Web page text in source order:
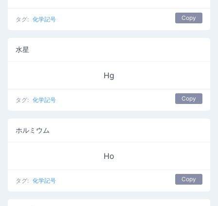
タグ: 化学記号 Copy
水星
Hg
タグ: 化学記号 Copy
ホルミウム
Ho
タグ: 化学記号 Copy